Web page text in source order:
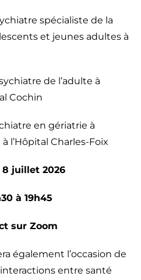
spécialiste de la
et jeunes adultes à
de l’adulte à
Cochin
en gériatrie à
l’Hôpital Charles-Foix
8 juillet 2026
à 19h45
sur Zoom
également l’occasion de
entre santé